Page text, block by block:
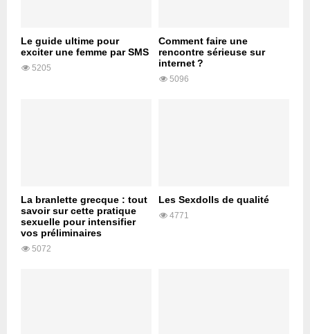
Le guide ultime pour
exciter une femme par SMS
5205
Comment faire une
rencontre sérieuse sur
internet ?
5096
La branlette grecque : tout
savoir sur cette pratique
sexuelle pour intensifier
vos préliminaires
5072
Les Sexdolls de qualité
4771